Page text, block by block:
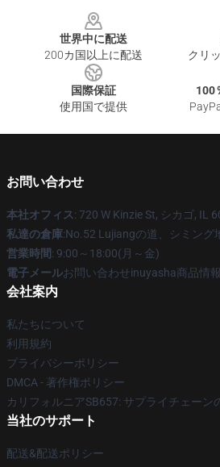
世界中に配送
200カ国以上に配送
クリ
国際保証
使用国で提供
100
お問い合わせ
本社オフィス: 720 W Kinzie St, シカゴ, IL
私達の倉庫:No.52 Lujiangの道、シミング
営業時間: 9:00～18:00(月～金)
電子メールお問い合わせinuyasha商品情報
会社案内
私たちについて
利用規約
プライバシーポリシー
DMCA - 著作権ポリシー
カリフォルニアSB657: サプライチェーン
当社のサポート
配送&配送ポリシー